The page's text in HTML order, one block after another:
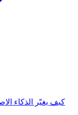
كيف يغيّر الذكاء